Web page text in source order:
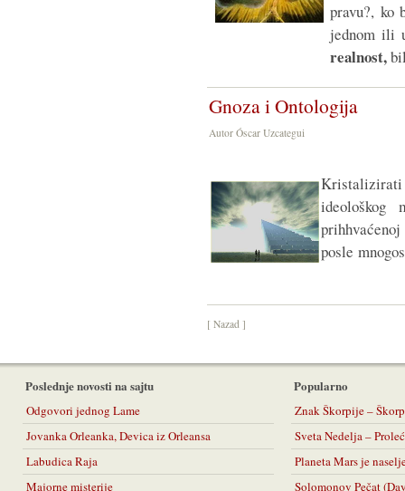
pravu?, ko
jednom ili
realnost,
Gnoza i Ontologija
Autor Óscar Uzcategui
Kristalizirati
ideološkog
posle
[ Nazad ]
Poslednje novosti na sajtu
Odgovori jednog Lame
Jovanka Orleanka, Devica iz Orleansa
Labudica Raja
Majorne misterije
Popularno
Znak Škorpije –
Sveta Nedelja –
Planeta Mars je
Solomonov Pečat